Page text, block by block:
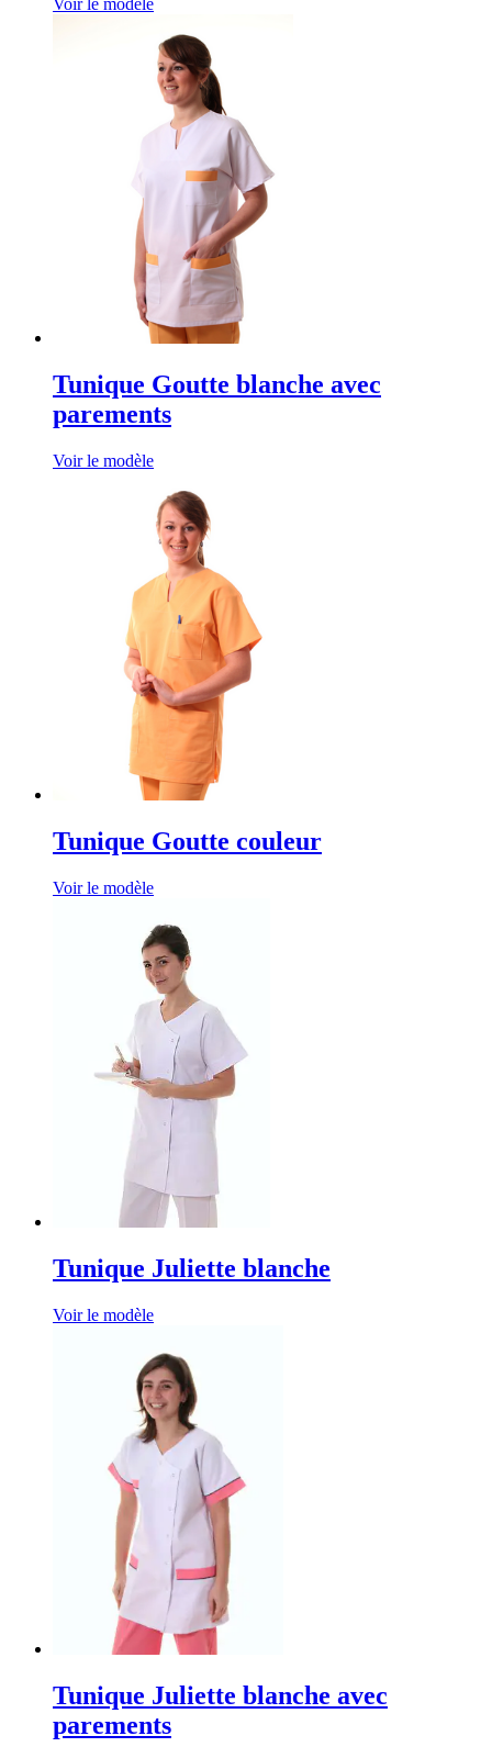
Voir le modèle
Tunique Goutte blanche avec
parements
Voir le modèle
Tunique Goutte couleur
Voir le modèle
Tunique Juliette blanche
Voir le modèle
Tunique Juliette blanche avec
parements